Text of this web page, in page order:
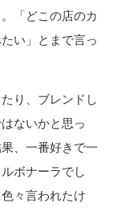
「どこの店のカ
い」とまで言っ
り、ブレンドし
ないかと思っ
、一番好きで一
ボナーラでし
々言われたけ